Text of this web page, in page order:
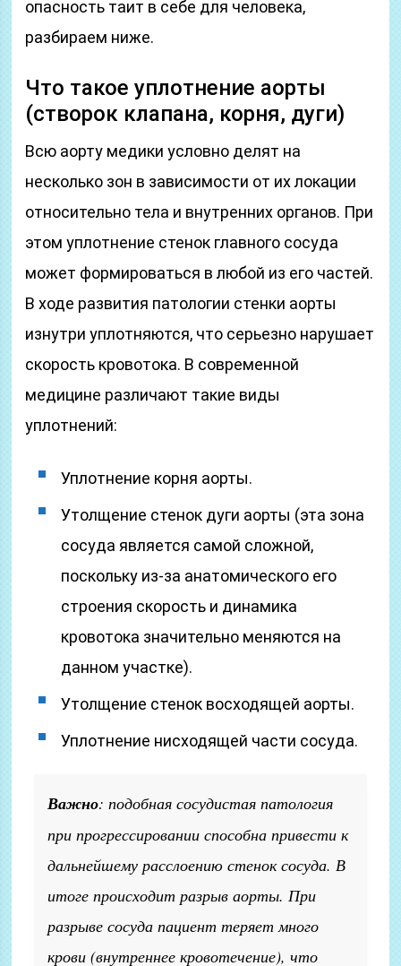
опасность таит в себе для человека,
разбираем ниже.
Что такое уплотнение аорты
(створок клапана, корня, дуги)
Всю аорту медики условно делят на
несколько зон в зависимости от их локации
относительно тела и внутренних органов. При
этом уплотнение стенок главного сосуда
может формироваться в любой из его частей.
В ходе развития патологии стенки аорты
изнутри уплотняются, что серьезно нарушает
скорость кровотока. В современной
медицине различают такие виды
уплотнений:
Уплотнение корня аорты.
Утолщение стенок дуги аорты (эта зона
сосуда является самой сложной,
поскольку из-за анатомического его
строения скорость и динамика
кровотока значительно меняются на
данном участке).
Утолщение стенок восходящей аорты.
Уплотнение нисходящей части сосуда.
Важно: подобная сосудистая патология
при прогрессировании способна привести к
дальнейшему расслоению стенок сосуда. В
итоге происходит разрыв аорты. При
разрыве сосуда пациент теряет много
крови (внутреннее кровотечение), что